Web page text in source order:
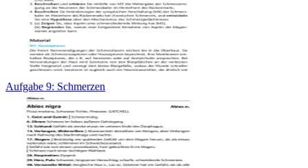
Aufgabe 9: Schmerzen